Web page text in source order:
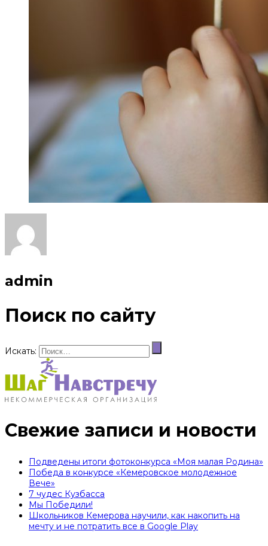
admin
Поиск по сайту
Искать:
Свежие записи и новости
Подведены итоги фотоконкурса «Моя малая Родина»
Победа в конкурсе «Кемеровское молодежное
Вече»
7 чудес Кузбасса
Мы Победили!
Школьников Кемерова научили, как накопить на
мечту и не потратить все в Google Play